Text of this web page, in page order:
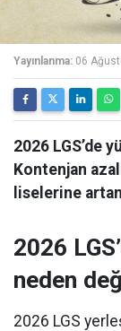
Yayınlanma: 06
2026 LGS’de
Kontenjan
liselerine
2026
neden
2026 LGS